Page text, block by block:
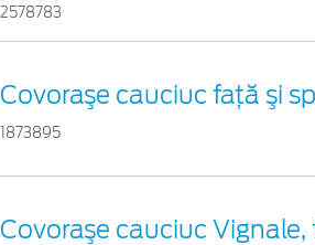
2578783
Covoraşe cauciuc faţă şi
1873895
Covoraşe cauciuc